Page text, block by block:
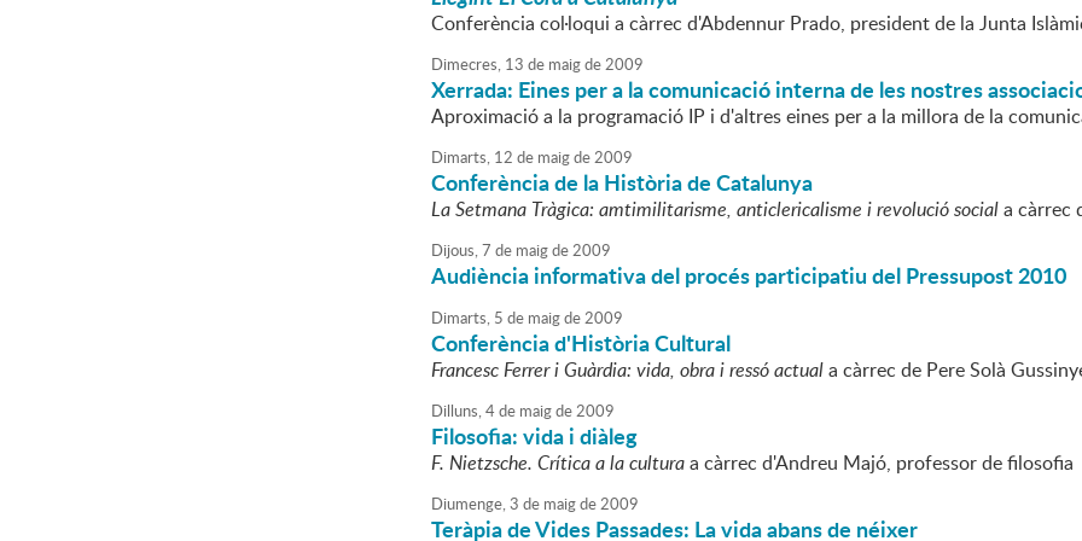
Conferència col·loqui a càrrec d'Abdennur Prado, president de la Junta
Dimecres, 13 de maigde2009
Xerrada: Eines per a la comunicació interna de les nostres
Aproximació a la programació IP i d'altres eines per a la millora de la
Dimarts, 12 de maigde2009
Conferència de la Història de Catalunya
La Setmana Tràgica: amtimilitarisme, anticlericalisme i revolució sociala càrrec
Dijous,7 de maigde2009
Audiència informativa del procés participatiu del Pressupost 2010
Dimarts, 5 de maigde2009
Conferència d'Història Cultural
Francesc Ferrer i Guàrdia: vida, obra i ressó actuala càrrec de Pere Solà
Dilluns,4de maigde2009
Filosofia: vida i diàleg
F. Nietzsche. Crítica a la culturaa càrrec d'Andreu Majó, professor de filosofia
Diumenge,3 de maigde2009
Teràpia de Vides Passades: La vida abans de néixer